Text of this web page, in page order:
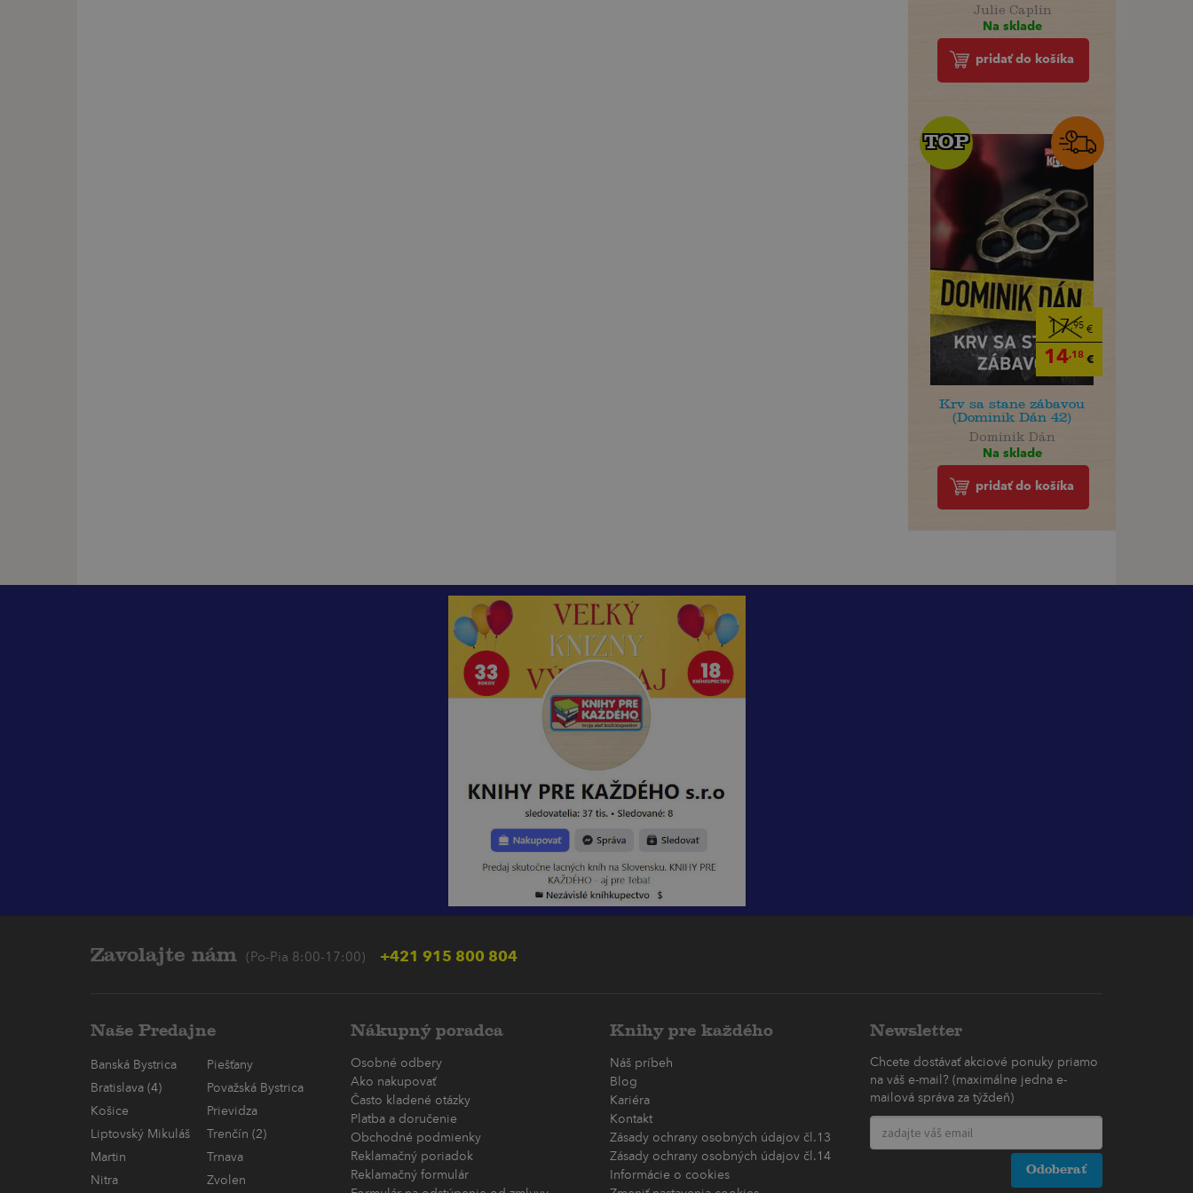
Julie Caplin
Na sklade
pridať do košíka
17,95€
14,18€
TOP
TOP
Krv sa stane zábavou
(Dominik Dán 42)
Dominik Dán
Na sklade
pridať do košíka
Zavolajte nám (Po-Pia 8:00-17:00) +421 915 800 804
Naše Predajne
Banská Bystrica
Piešťany
Bratislava (4)
Považská Bystrica
Košice
Prievidza
Liptovský Mikuláš
Trenčín (2)
Martin
Trnava
Nitra
Zvolen
Nákupný poradca
Osobné odbery
Ako nakupovať
Často kladené otázky
Platba a doručenie
Obchodné podmienky
Reklamačný poriadok
Reklamačný formulár
Knihy pre každého
Náš príbeh
Blog
Kariéra
Kontakt
Zásady ochrany osobných údajov čl.13
Zásady ochrany osobných údajov čl.14
Informácie o cookies
Newsletter
Chcete dostávať akciové ponuky priamo
na váš e-mail? (maximálne jedna e-
mailová správa za týždeň)
Odoberať